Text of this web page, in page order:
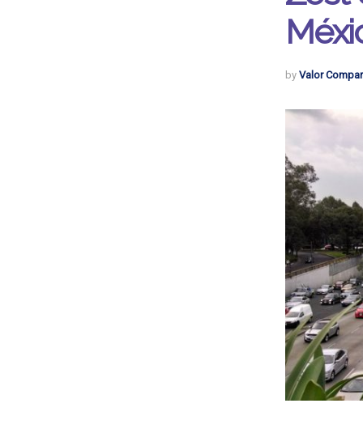
by Valor